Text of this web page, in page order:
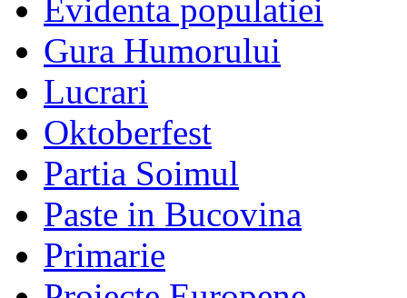
Evidenta populatiei
Gura Humorului
Lucrari
Oktoberfest
Partia Soimul
Paste in Bucovina
Primarie